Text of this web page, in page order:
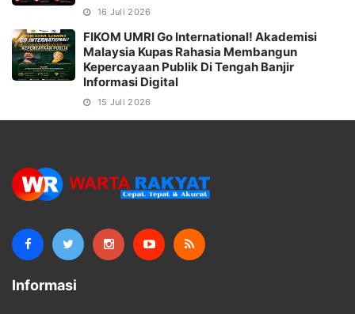
16 Juli 2026
FIKOM UMRI Go International! Akademisi
Malaysia Kupas Rahasia Membangun
Kepercayaan Publik Di Tengah Banjir
Informasi Digital
15 Juli 2026
Informasi